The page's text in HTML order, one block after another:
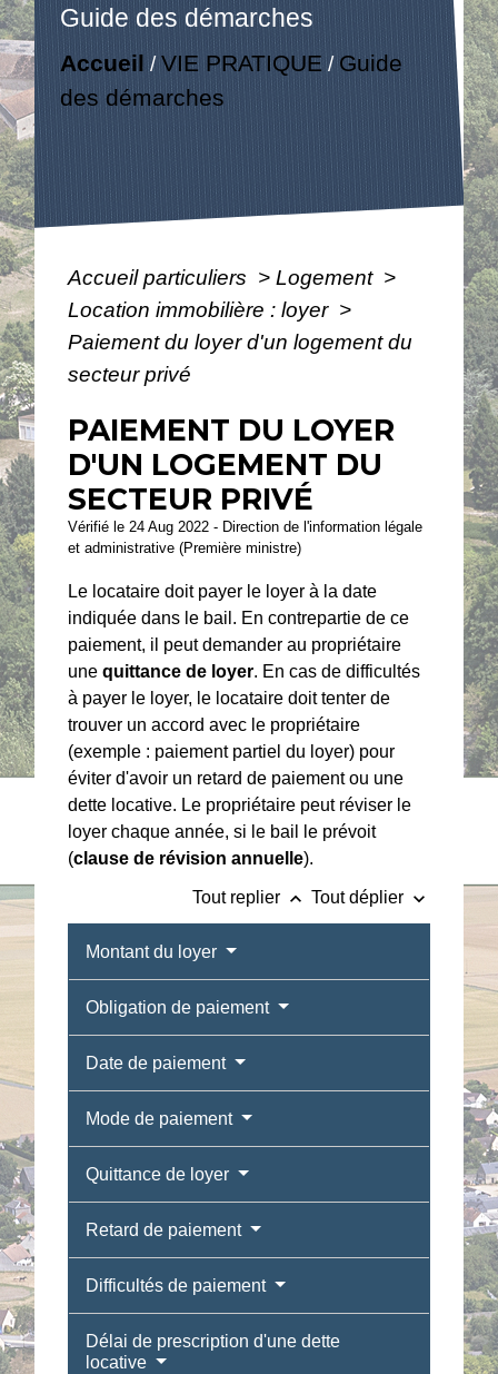
Guide des démarches
Accueil /VIE PRATIQUE / Guide
des démarches
Accueil particuliers > Logement >
Location immobilière : loyer >
Paiement du loyer d'un logement du
secteur privé
PAIEMENT DU LOYER
D'UN LOGEMENT DU
SECTEUR PRIVÉ
Vérifié le 24 Aug 2022 - Direction de l'information légale
et administrative (Première ministre)
Le locataire doit payer le loyer à la date
indiquée dans le bail. En contrepartie de ce
paiement, il peut demander au propriétaire
unequittance de loyer. En cas de difficultés
à payer le loyer, le locataire doit tenter de
trouver un accord avec le propriétaire
(exemple : paiement partiel du loyer) pour
éviter d'avoir un retard de paiement ou une
dette locative. Le propriétaire peut réviser le
loyer chaque année, si le bail le prévoit
(clause de révision annuelle).
Tout replier keyboard_arrow_up Tout déplier keyboard_arrow_down
Montant du loyer
Obligation de paiement
Date de paiement
Mode de paiement
Quittance de loyer
Retard de paiement
Difficultés de paiement
Délai de prescription d'une dette
locative